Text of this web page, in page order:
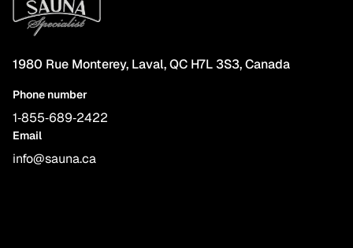
1980 Rue Monterey, Laval, QC H7L 3S3, Canada
Phone number
1‑855‑689‑2422
Email
info@sauna.ca